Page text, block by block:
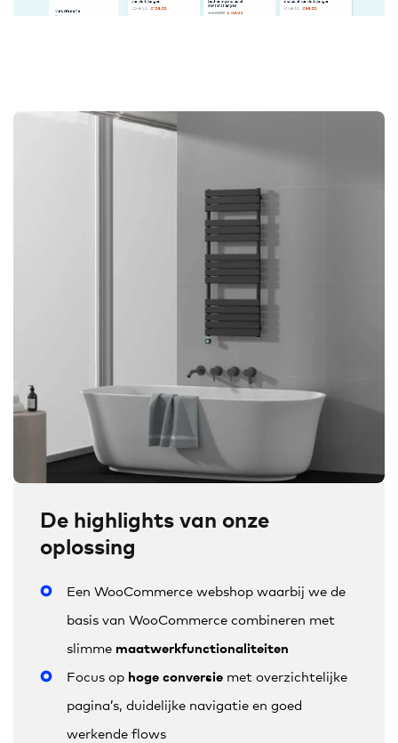
De highlights van onze
oplossing
Een WooCommerce webshop waarbij we de
basis van WooCommerce combineren met
slimme maatwerkfunctionaliteiten
Focus op hoge conversie met overzichtelijke
pagina’s, duidelijke navigatie en goed
werkende flows